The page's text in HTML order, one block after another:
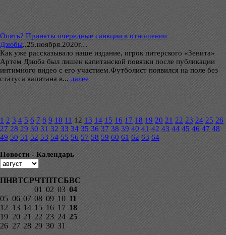
Опять? Приняты очередные санкции в отношении
Дзюбы..25.ноября.2020г..|.
Как уже рассказывало наше издание, игрок питерского «Зенита»
Артем Дзюба был лишен капитанской повязки после публикации
интимного видео с его участием.Футболист появился на поле без
статуса капитана в... далее
1 2 3 4 5 6 7 8 9 10 11 12 13 14 15 16 17 18 19 20 21 22 23 24 25 26
27 28 29 30 31 32 33 34 35 36 37 38 39 40 41 42 43 44 45 46 47 48
49 50 51 52 53 54 55 56 57 58 59 60 61 62 63 64
Новости - Календарь
ПНВТСРЧТПТСБВС
01 02 03 04
05 06 07 08 09 10 11
12 13 14 15 16 17 18
19 20 21 22 23 24 25
26 27 28 29 30 31